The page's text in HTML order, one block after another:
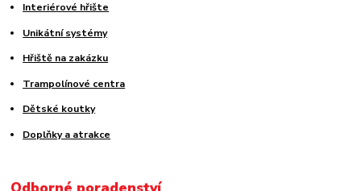
Interiérové hřište
Unikátní systémy
Hřiště na zakázku
Trampolínové centra
Dětské koutky
Doplňky a atrakce